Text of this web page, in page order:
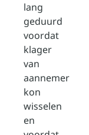
lang
geduurd
voordat
klager
van
aannemer
kon
wisselen
en